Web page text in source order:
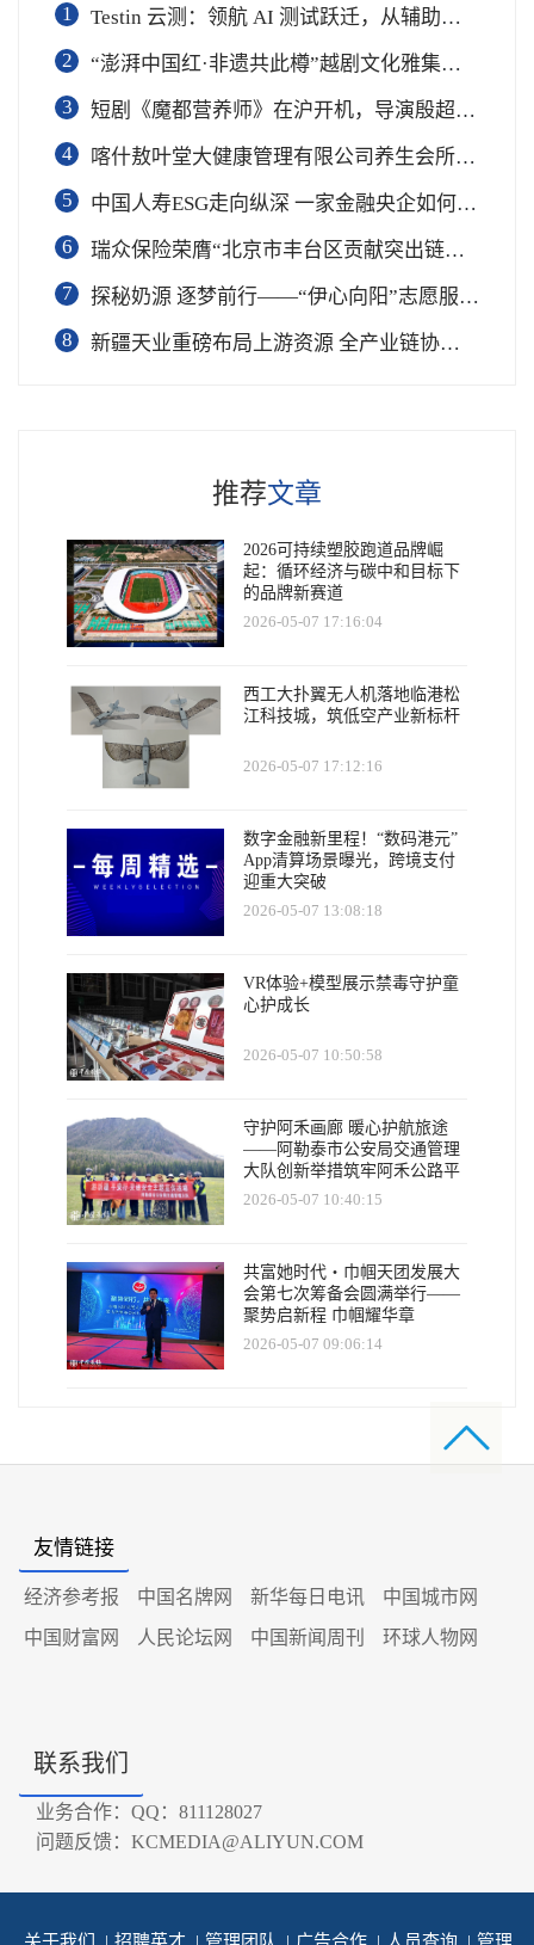
1
Testin 云测：领航 AI 测试跃迁，从辅助工具到软件工程基础设施
2
“澎湃中国红·非遗共此樽”越剧文化雅集在杭举行
3
短剧《魔都营养师》在沪开机，导演殷超携手礼仪专家周思敏聚焦国民健康
4
喀什敖叶堂大健康管理有限公司养生会所盛大开业
5
中国人寿ESG走向纵深 一家金融央企如何连接国家战略与民生需求
6
瑞众保险荣膺“北京市丰台区贡献突出链长单位”奖项
7
​探秘奶源 逐梦前行——“伊心向阳”志愿服务队开展幼儿园科普公益志愿活动
8
新疆天业重磅布局上游资源 全产业链协同再塑成长新动能
推荐文章
2026可持续塑胶跑道品牌崛
起：循环经济与碳中和目标下
的品牌新赛道
2026-05-07 17:16:04
西工大扑翼无人机落地临港松
江科技城，筑低空产业新标杆
2026-05-07 17:12:16
数字金融新里程！“数码港元”
App清算场景曝光，跨境支付
迎重大突破
2026-05-07 13:08:18
VR体验+模型展示禁毒守护童
心护成长
2026-05-07 10:50:58
守护阿禾画廊 暖心护航旅途
——阿勒泰市公安局交通管理
大队创新举措筑牢阿禾公路平
安防线
2026-05-07 10:40:15
共富她时代・巾帼天团发展大
会第七次筹备会圆满举行——
聚势启新程 巾帼耀华章
2026-05-07 09:06:14
友情链接
经济参考报 中国名牌网 新华每日电讯
中国城市网
中国财富网
人民论坛网 中国新闻周刊 环球人物网
联系我们
业务合作：QQ：811128027
问题反馈：KCMEDIA@ALIYUN.COM